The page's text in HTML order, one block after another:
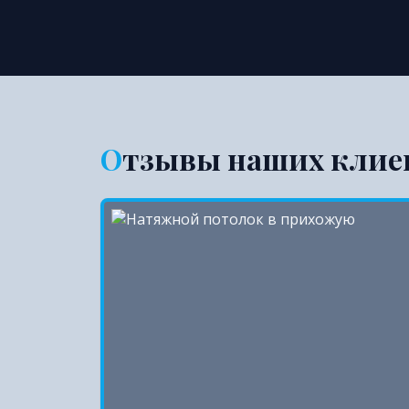
Отзывы наших